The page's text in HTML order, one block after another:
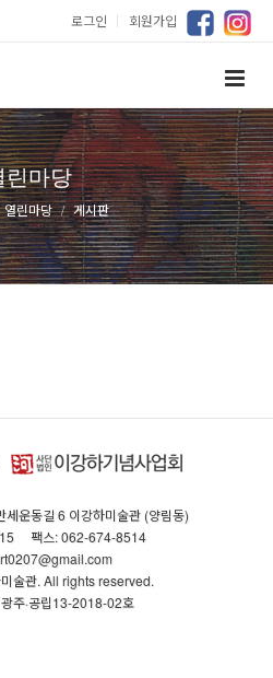
로그인 ｜ 회원가입
린마당
열린마당 게시판
운동길 6 이강하미술관 (양림동)
팩스: 062-674-8514
술관. All rights reserved.
주·공립13-2018-02호